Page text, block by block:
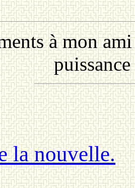
à mon
la nouvelle.